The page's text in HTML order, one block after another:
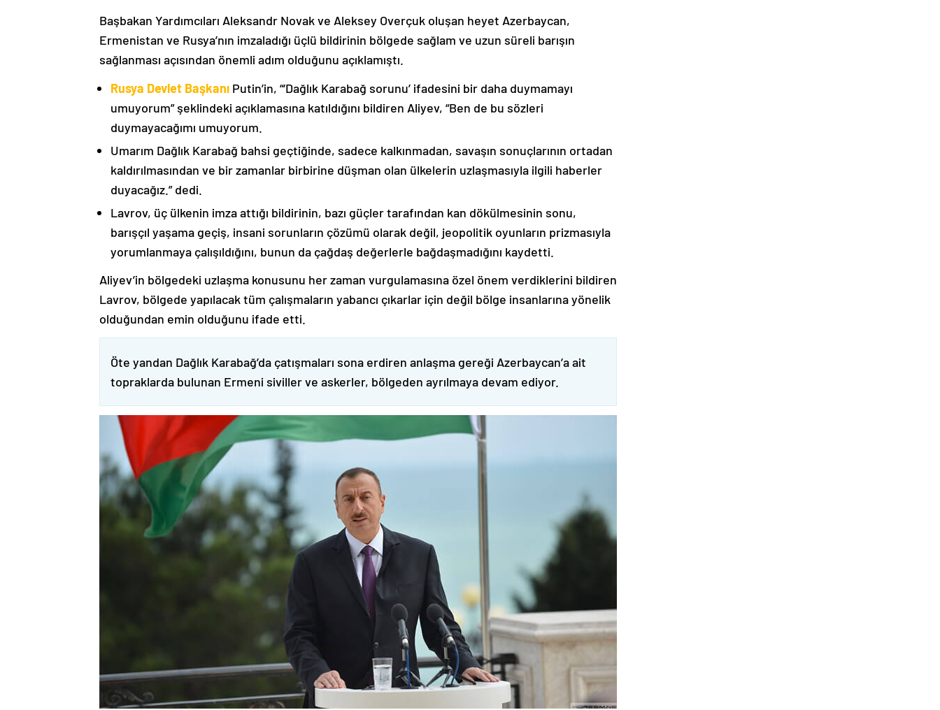
Başbakan Yardımcıları Aleksandr Novak ve Aleksey Overçuk oluşan heyet Azerbaycan,
Ermenistan ve Rusya’nın imzaladığı üçlü bildirinin bölgede sağlam ve uzun süreli barışın
sağlanması açısından önemli adım olduğunu açıklamıştı.
Rusya Devlet Başkanı Putin’in, “‘Dağlık Karabağ sorunu’ ifadesini bir daha duymamayı
umuyorum” şeklindeki açıklamasına katıldığını bildiren Aliyev, “Ben de bu sözleri
duymayacağımı umuyorum.
Umarım Dağlık Karabağ bahsi geçtiğinde, sadece kalkınmadan, savaşın sonuçlarının ortadan
kaldırılmasından ve bir zamanlar birbirine düşman olan ülkelerin uzlaşmasıyla ilgili haberler
duyacağız.” dedi.
Lavrov, üç ülkenin imza attığı bildirinin, bazı güçler tarafından kan dökülmesinin sonu,
barışçıl yaşama geçiş, insani sorunların çözümü olarak değil, jeopolitik oyunların prizmasıyla
yorumlanmaya çalışıldığını, bunun da çağdaş değerlerle bağdaşmadığını kaydetti.
Aliyev’in bölgedeki uzlaşma konusunu her zaman vurgulamasına özel önem verdiklerini bildiren
Lavrov, bölgede yapılacak tüm çalışmaların yabancı çıkarlar için değil bölge insanlarına yönelik
olduğundan emin olduğunu ifade etti.
Öte yandan Dağlık Karabağ’da çatışmaları sona erdiren anlaşma gereği Azerbaycan’a ait
topraklarda bulunan Ermeni siviller ve askerler, bölgeden ayrılmaya devam ediyor.